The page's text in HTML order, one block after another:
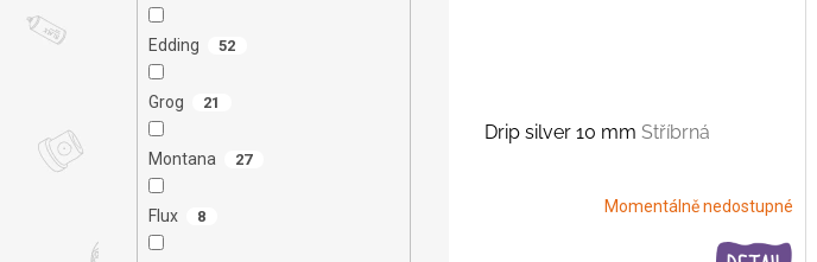
Edding 52
Grog 21
Montana 27
Flux 8
Drip silver 10 mm Stříbrná
Momentálně nedostupné